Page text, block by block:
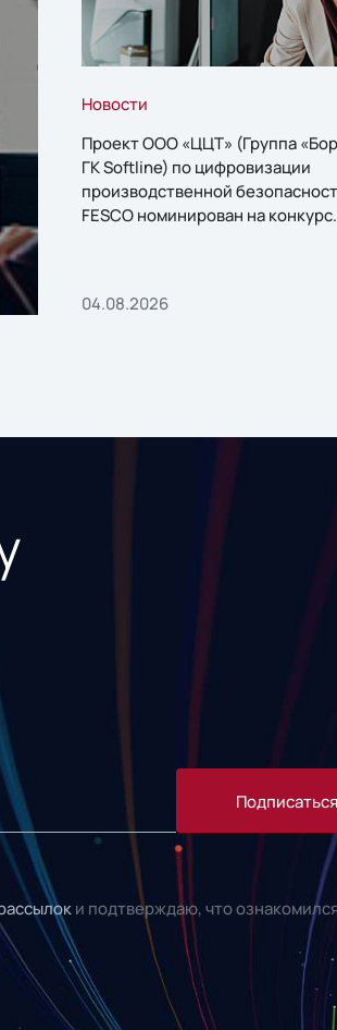
Новости
Проект ООО «ЦЦТ» (Группа
ГК Softline) по цифровизации
производственной
FESCO номинирован на конкурс
04.08.2026
Подписаться
и подтверждаю, что